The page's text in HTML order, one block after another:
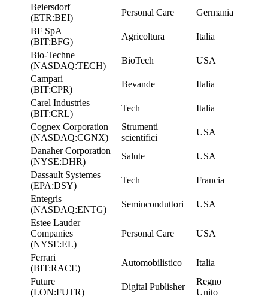
Beiersdorf
(ETR:BEI)
Personal Care
Germania
BF SpA
(BIT:BFG)
Agricoltura
Italia
Bio-Techne
(NASDAQ:TECH)
BioTech
USA
Campari
(BIT:CPR)
Bevande
Italia
Carel Industries
(BIT:CRL)
Tech
Italia
Cognex Corporation
(NASDAQ:CGNX)
Strumenti
scientifici
USA
Danaher Corporation
(NYSE:DHR)
Salute
USA
Dassault Systemes
(EPA:DSY)
Tech
Francia
Entegris
(NASDAQ:ENTG)
Seminconduttori
USA
Estee Lauder
Companies
(NYSE:EL)
Personal Care USA
Ferrari
(BIT:RACE)
Automobilistico
Italia
Future
(LON:FUTR)
Digital Publisher
Regno
Unito